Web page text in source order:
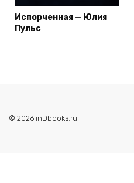
Испорченная — Юлия
Пульс
© 2026 inDbooks.ru